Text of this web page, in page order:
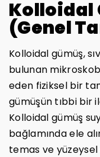
Kolloidal
(Genel
Kolloidal gümüş,
bulunan
eden fiziksel bir
gümüşün tıbbi bir
Kolloidal gümüş
bağlamında ele
temas ve yüzeysel